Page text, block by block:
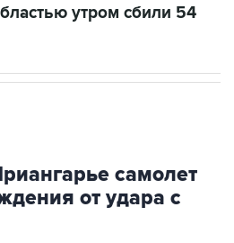
утром сбили 54
самолет
от удара с